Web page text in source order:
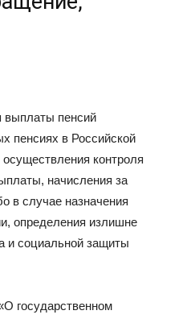
выплаты пенсий
пенсиях в Российской
контроля
начисления за
в случае назначения
определения излишне
и социальной защиты
государственном